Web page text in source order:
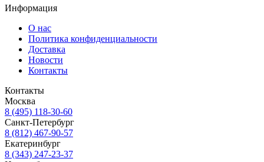
Информация
О нас
Политика конфиденциальности
Доставка
Новости
Контакты
Контакты
Москва
8 (495) 118-30-60
Санкт-Петербург
8 (812) 467-90-57
Екатеринбург
8 (343) 247-23-37